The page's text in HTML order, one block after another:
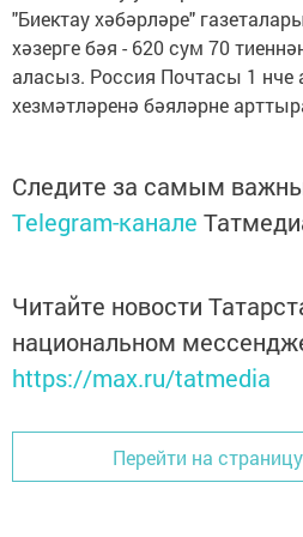
"Биектау хәбәрләре"
хәзерге бәя - 620 сум 70
аласыз. Россия Почтасы 1 нче
хезмәтләренә бәяләрне
Следите за самым
Telegram-канале
Читайте новости
национальном
https://max.ru/tatmedia
Перейти на